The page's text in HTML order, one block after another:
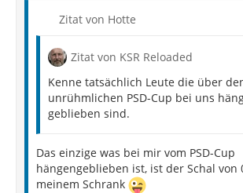
Zitat von Hotte
Zitat von KSR Reloaded
Kenne tatsächlich Leute die über
unrühmlichen PSD-Cup bei uns
geblieben sind.
Das einzige was bei mir vom PSD-Cup
hängengeblieben ist, ist der Schal von
meinem Schrank